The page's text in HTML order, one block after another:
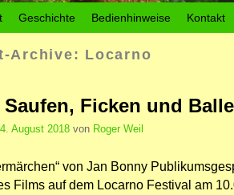
Geschichte Bedienhinweise Kontakt
Archive: Locarno
Ficken und
August 2018 von Roger Weil
von Jan Bonny
Films auf dem Locarno Festival am